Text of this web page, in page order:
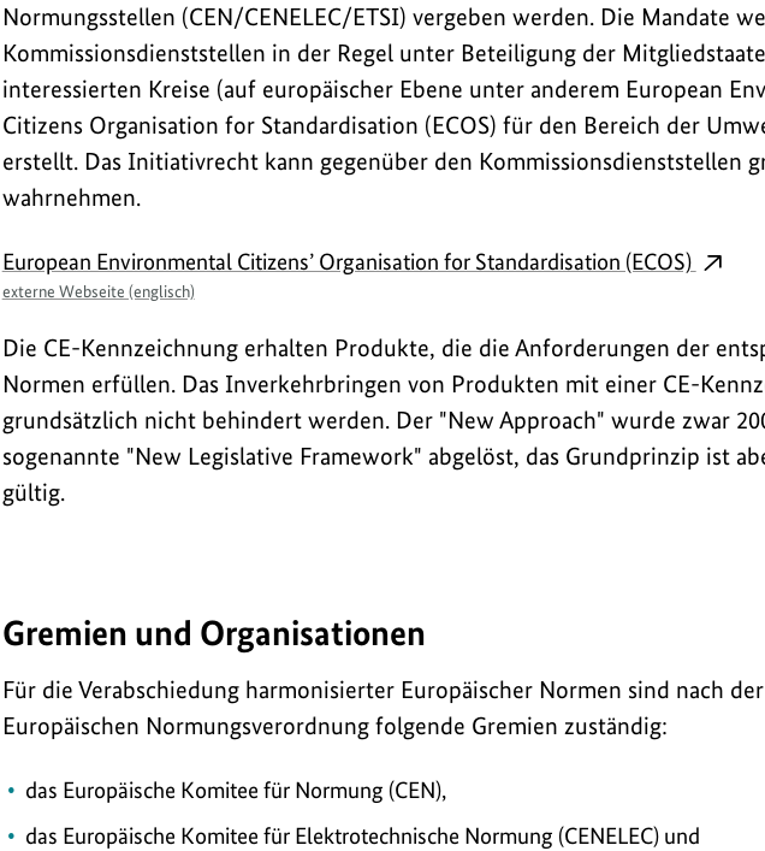
Normungsstellen (CEN/CENELEC/ETSI) vergeben werden. Die Mandate
Kommissionsdienststellen in der Regel unter Beteiligung der
interessierten Kreise (auf europäischer Ebene unter anderem European
Citizens Organisation for Standardisation (ECOS) für den Bereich der
erstellt. Das Initiativrecht kann gegenüber den Kommissionsdienststellen
wahrnehmen.
externer
Link
European Environmental Citizens’ Organisation for Standardisation (ECOS)
externe Webseite (englisch)
Die CE-Kennzeichnung erhalten Produkte, die die Anforderungen der
Normen erfüllen. Das Inverkehrbringen von Produkten mit einer CE-
grundsätzlich nicht behindert werden. Der "New Approach" wurde zwar
sogenannte "New Legislative Framework" abgelöst, das Grundprinzip ist
gültig.
Gremien und Organisationen
Für die Verabschiedung harmonisierter Europäischer Normen sind nach
Europäischen Normungsverordnung folgende Gremien zuständig:
das Europäische Komitee für Normung (CEN),
das Europäische Komitee für Elektrotechnische Normung (CENELEC) und